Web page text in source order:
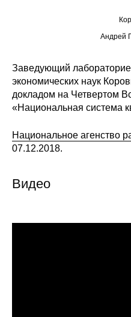
Издания
Проблемы
Андрей
Заведующий
экономических наук
докладом на Четвертом
«Национальная система
Национальное агенство
07.12.2018.
Видео